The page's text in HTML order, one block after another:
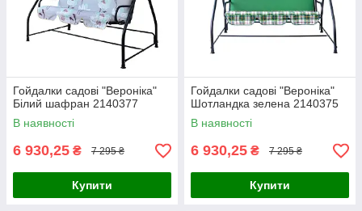
Гойдалки садові "Вероніка"
Білий шафран 2140377
В наявності
6 930,25 ₴ 7 295 ₴
Купити
Гойдалки садові "Вероніка"
Шотландка зелена 2140375
В наявності
6 930,25 ₴ 7 295 ₴
Купити